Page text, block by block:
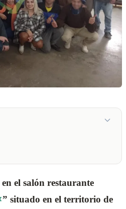
el salón restaurante
” situado en el territorio de